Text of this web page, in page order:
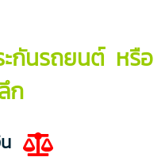
กันรถยนต์ หรือ
ก